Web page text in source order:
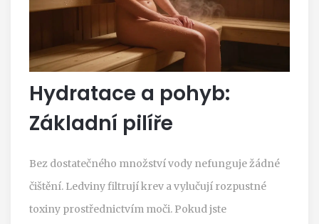
Hydratace a pohyb:
Základní pilíře
Bez dostatečného množství vody nefunguje žádné
čištění. Ledviny filtrují krev a vylučují rozpustné
toxiny prostřednictvím moči. Pokud jste